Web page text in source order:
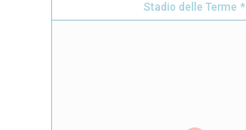
Stadio delle Terme *